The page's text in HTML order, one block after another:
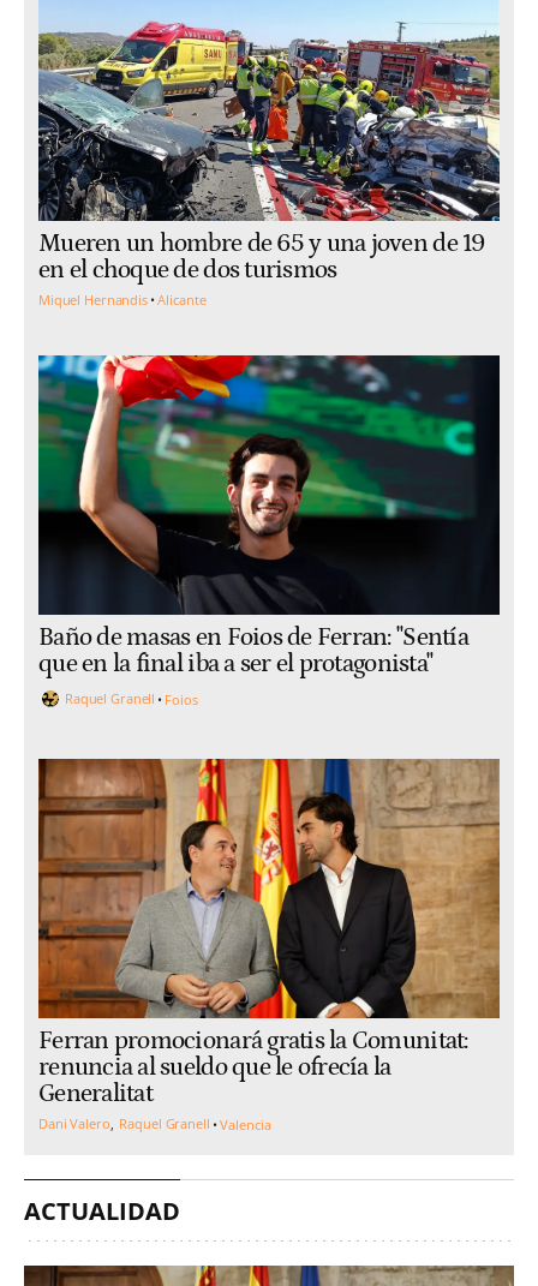
Mueren un hombre de 65 y una joven de 19
en el choque de dos turismos
Miquel Hernandis Alicante
Baño de masas en Foios de Ferran: "Sentía
que en la final iba a ser el protagonista"
Raquel Granell Foios
Ferran promocionará gratis la Comunitat:
renuncia al sueldo que le ofrecía la
Generalitat
Dani Valero Raquel Granell Valencia
ACTUALIDAD